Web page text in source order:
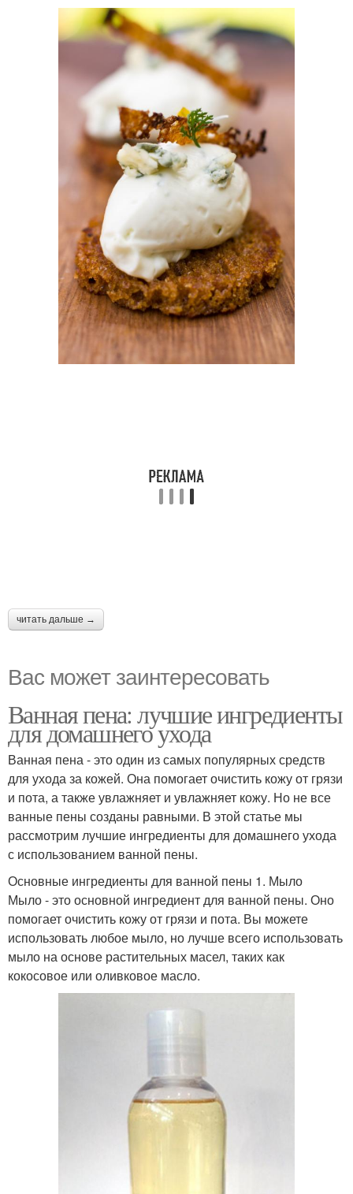
читать дальше →
Вас может заинтересовать
Ванная пена: лучшие ингредиенты
для домашнего ухода
Ванная пена - это один из самых популярных средств
для ухода за кожей. Она помогает очистить кожу от грязи
и пота, а также увлажняет и увлажняет кожу. Но не все
ванные пены созданы равными. В этой статье мы
рассмотрим лучшие ингредиенты для домашнего ухода
с использованием ванной пены.
Основные ингредиенты для ванной пены 1. Мыло
Мыло - это основной ингредиент для ванной пены. Оно
помогает очистить кожу от грязи и пота. Вы можете
использовать любое мыло, но лучше всего использовать
мыло на основе растительных масел, таких как
кокосовое или оливковое масло.